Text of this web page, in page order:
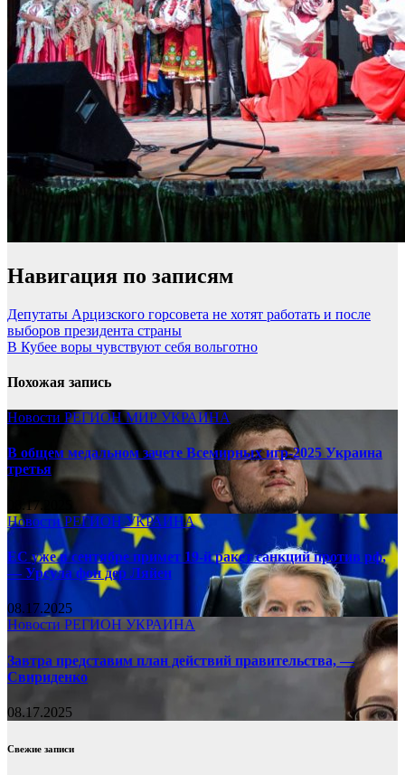
Навигация по записям
Депутаты Арцизского горсовета не хотят работать и после
выборов президента страны
В Кубее воры чувствуют себя вольготно
Похожая запись
Новости РЕГИОНМИР УКРАИНА
В общем медальном зачете Всемирных игр-2025 Украина
третья
08.17.2025
НовостиРЕГИОНУКРАИНА
ЕС уже в сентябре примет 19-й ракет санкций против рф,
— Урсула фон дер Ляйен
08.17.2025
Новости РЕГИОН УКРАИНА
Завтра представим план действий правительства, —
Свириденко
08.17.2025
Свежие записи